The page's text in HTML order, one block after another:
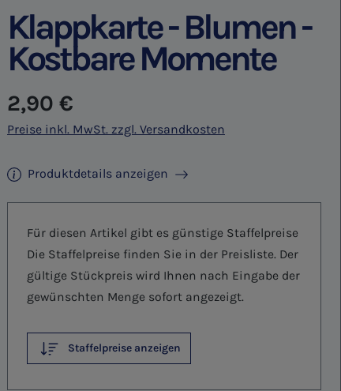
Klappkarte - Blumen -
Kostbare Momente
Regulärer Preis:
2,90 €
Preise inkl. MwSt. zzgl. Versandkosten
Produktdetails anzeigen
Für diesen Artikel gibt es günstige Staffelpreise
Die Staffelpreise finden Sie in der Preisliste. Der
gültige Stückpreis wird Ihnen nach Eingabe der
gewünschten Menge sofort angezeigt.
Staffelpreise anzeigen